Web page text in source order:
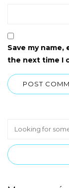
Save my
the next time I